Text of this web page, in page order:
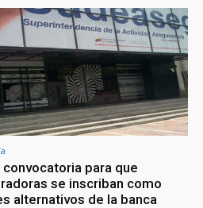
para que
se inscriban como
alternativos de la banca